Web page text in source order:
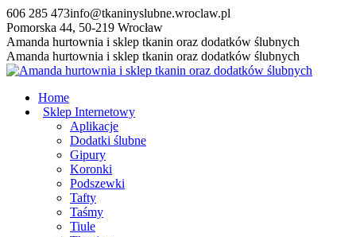
Przewiń
do
zawartości
606 285 473info@tkaninyslubne.wroclaw.pl
Pomorska 44, 50-219 Wrocław
Facebook
page
opens
new
window
Amanda hurtownia i sklep tkanin oraz dodatków ślubnych
Amanda hurtownia i sklep tkanin oraz dodatków ślubnych
Home
Sklep Internetowy
Aplikacje
Dodatki ślubne
Gipury
Koronki
Podszewki
Tafty
Taśmy
Tiule